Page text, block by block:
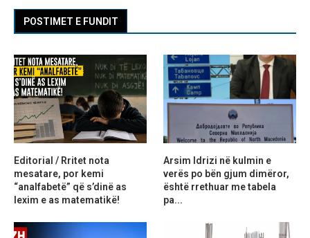
POSTIMET E FUNDIT
Editorial / Rritet nota
mesatare, por kemi
“analfabetë” që s’dinë as
lexim e as matematikë!
Arsim Idrizi në kulmin e
verës po bën gjum dimëror,
është rrethuar me tabela
pa...